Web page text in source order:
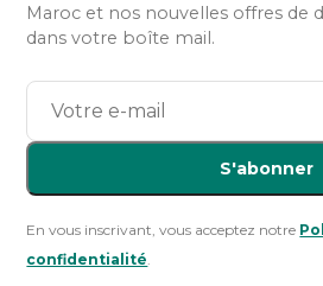
Maroc et nos nouvelles offres de
dans votre boîte mail.
S'abonner
En vous inscrivant, vous acceptez notre
confidentialité.